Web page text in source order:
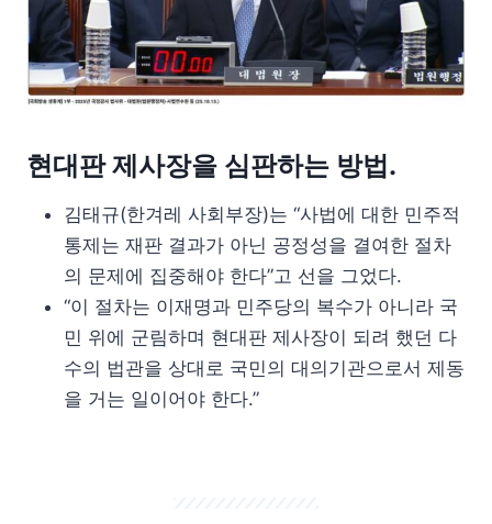
현대판 제사장을 심판하는 방법.
김태규(한겨레 사회부장)는 “사법에 대한 민주적
통제는 재판 결과가 아닌 공정성을 결여한 절차
의 문제에 집중해야 한다”고 선을 그었다.
“이 절차는 이재명과 민주당의 복수가 아니라 국
민 위에 군림하며 현대판 제사장이 되려 했던 다
수의 법관을 상대로 국민의 대의기관으로서 제동
을 거는 일이어야 한다.”